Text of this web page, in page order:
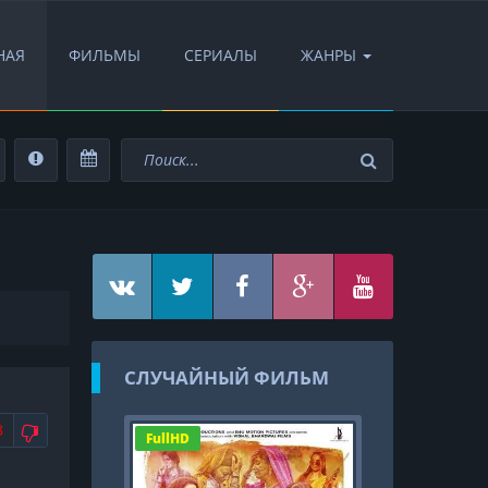
ФИЛЬМЫ СЕРИАЛЫ ЖАНРЫ
НЕ НРАВИТСЯ
СЛУЧАЙНЫЙ ФИЛЬМ
FullHD